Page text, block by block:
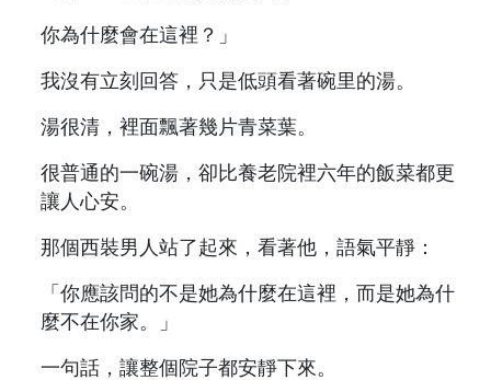
你為什麼會在這裡？」
我沒有立刻回答，只是低頭看著碗里的湯。
湯很清，裡面飄著幾片青菜葉。
很普通的一碗湯，卻比養老院裡六年的飯菜都更
讓人心安。
那個西裝男人站了起來，看著他，語氣平靜：
「你應該問的不是她為什麼在這裡，而是她為什
麼不在你家。」
一句話，讓整個院子都安靜下來。